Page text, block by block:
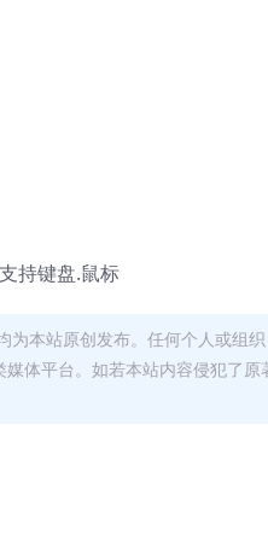
持键盘.鼠标
本站原创发布。任何个人或组
体平台。如若本站内容侵犯了